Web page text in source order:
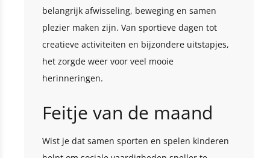
belangrijk afwisseling, beweging en samen
plezier maken zijn. Van sportieve dagen tot
creatieve activiteiten en bijzondere uitstapjes,
het zorgde weer voor veel mooie
herinneringen.
Feitje van de maand
Wist je dat samen sporten en spelen kinderen